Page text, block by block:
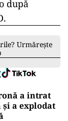
după
Urmărește
a intrat
a explodat